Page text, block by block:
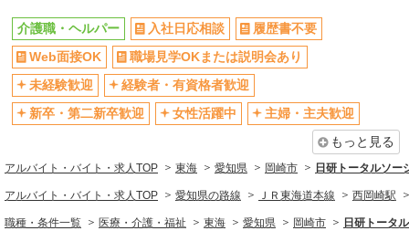
パート
エイジフリーハウス岡崎六名
サービス付き高齢者向け住宅／介護職／AMの
み
時給1,193円〜1,257円 ※経験・能力・資格等
による 社会福祉士・介護福祉士 時給1,257円 その
他資格 時給1,193円 ※一律処遇改善加算含む 〇時
間外勤務手当 〇土日祝勤務手当 〇夜勤手当 〇深
夜勤務手当 〇年末年始勤務手当 〇早朝7:00〜
8:00/夜間18:00〜20:00は時給25％UP
エイジフリーハウス岡崎六名 愛知県岡崎市六
名東町7番1
キープ 詳細を見る
介護職・ヘルパー 入社日応相談
履歴書不要
Web面接OK
職場見学OKまたは説明会あり
未経験歓迎
経験者・有資格者歓迎
新卒・第二新卒歓迎
女性活躍中
主婦・主夫歓迎
もっと見る
アルバイト・バイト・求人TOP 東海 愛知県 岡崎市 日研トータルソ
アルバイト・バイト・求人TOP 愛知県の路線 ＪＲ東海道本線 西岡崎駅
職種・条件一覧 医療・介護・福祉 東海 愛知県 岡崎市 日研トータ